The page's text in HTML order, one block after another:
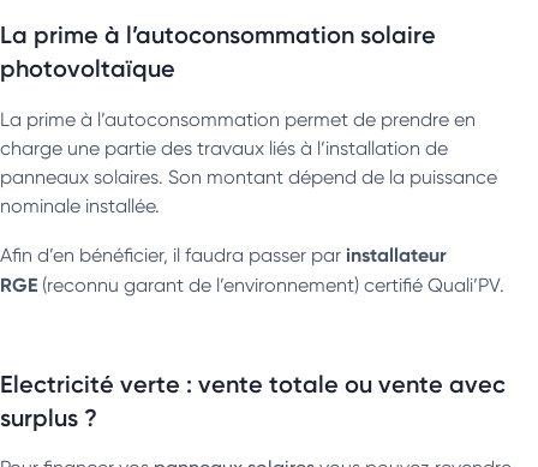
La prime à l’autoconsommation solaire
photovoltaïque
La prime à l’autoconsommation permet de prendre en
charge une partie des travaux liés à l’installation de
panneaux solaires. Son montant dépend de la puissance
nominale installée.
Afin d’en bénéficier, il faudra passer par installateur
RGE (reconnu garant de l’environnement) certifié Quali’PV.
Electricité verte : vente totale ou vente avec
surplus ?